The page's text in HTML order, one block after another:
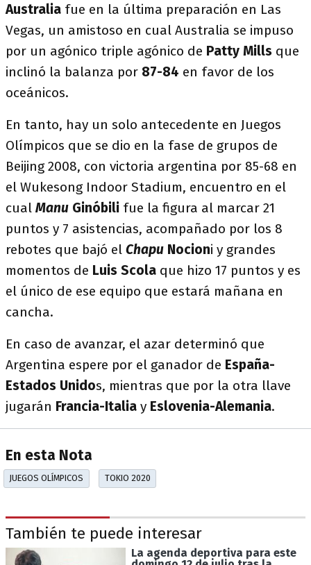
Australia fue en la última preparación en Las
Vegas, un amistoso en cual Australia se impuso
por un agónico triple agónico de Patty Mills que
inclinó la balanza por 87-84 en favor de los
oceánicos.
En tanto, hay un solo antecedente en Juegos
Olímpicos que se dio en la fase de grupos de
Beijing 2008, con victoria argentina por 85-68 en
el Wukesong Indoor Stadium, encuentro en el
cual Manu Ginóbili fue la figura al marcar 21
puntos y 7 asistencias, acompañado por los 8
rebotes que bajó el Chapu Nocioni y grandes
momentos de Luis Scola que hizo 17 puntos y es
el único de ese equipo que estará mañana en
cancha.
En caso de avanzar, el azar determinó que
Argentina espere por el ganador de España-
Estados Unidos, mientras que por la otra llave
jugarán Francia-Italia y Eslovenia-Alemania.
En esta Nota
JUEGOS OLÍMPICOS TOKIO 2020
También te puede interesar
La agenda deportiva para este